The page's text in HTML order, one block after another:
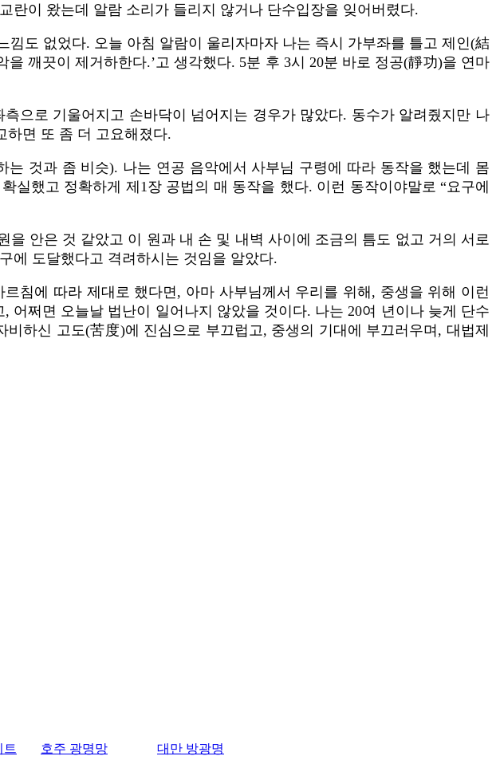
란이 왔는데 알람 소리가 들리지 않거나 단수입장을 잊어버렸다.
도 없었다. 오늘 아침 알람이 울리자마자 나는 즉시 가부좌를 틀고 제인(結
깨끗이 제거하한다.’고 생각했다. 5분 후 3시 20분 바로 정공(靜功)을 연마
으로 기울어지고 손바닥이 넘어지는 경우가 많았다. 동수가 알려줬지만 나
하면 또 좀 더 고요해졌다.
것과 좀 비슷). 나는 연공 음악에서 사부님 구령에 따라 동작을 했는데 몸
했고 정확하게 제1장 공법의 매 동작을 했다. 이런 동작이야말로 “요구에
안은 것 같았고 이 원과 내 손 및 내벽 사이에 조금의 틈도 없고 거의 서로
에 도달했다고 격려하시는 것임을 알았다.
침에 따라 제대로 했다면, 아마 사부님께서 우리를 위해, 중생을 위해 이런
쩌면 오늘날 법난이 일어나지 않았을 것이다. 나는 20여 년이나 늦게 단수
하신 고도(苦度)에 진심으로 부끄럽고, 중생의 기대에 부끄러우며, 대법제
트
호주 광명망
대만 방광명